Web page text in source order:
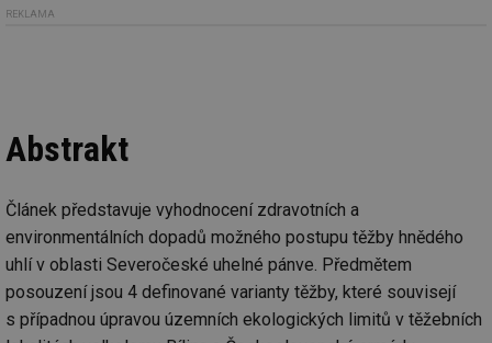
REKLAMA
Abstrakt
Článek představuje vyhodnocení zdravotních a
environmentálních dopadů možného postupu těžby hnědého
uhlí v oblasti Severočeské uhelné pánve. Předmětem
posouzení jsou 4 definované varianty těžby, které souvisejí
s případnou úpravou územních ekologických limitů v těžebních